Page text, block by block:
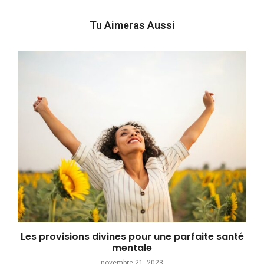
Tu Aimeras Aussi
Les provisions divines pour une parfaite santé
mentale